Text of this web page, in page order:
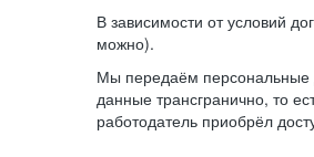
В зависимости от условий
можно).
Мы передаём персональные
данные трансгранично, то
работодатель приобрёл